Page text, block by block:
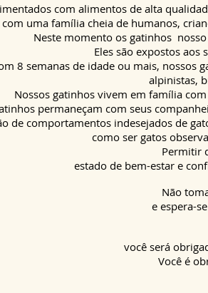
com alimentos de alta
uma família cheia de humanos,
Neste momento os gatinhos
Eles são expostos aos
8 semanas de idade ou mais, nossos
alpinistas,
Nossos gatinhos vivem em família
permaneçam com seus
de comportamentos indesejados de
como ser gatos
Permitir
estado de bem-estar e
Não
e espera-
você será
Você é